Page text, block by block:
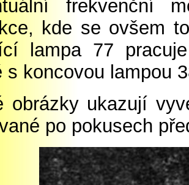
frekvenční
kde se ovšem
lampa 77
s koncovou lampou
obrázky ukazují
po pokusech